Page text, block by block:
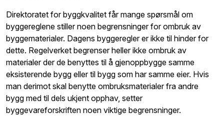
Direktoratet for byggkvalitet får mange spørsmål om
byggereglene stiller noen begrensninger for ombruk av
byggematerialer. Dagens byggeregler er ikke til hinder for
dette. Regelverket begrenser heller ikke ombruk av
materialer der de benyttes til å gjenoppbygge samme
eksisterende bygg eller til bygg som har samme eier. Hvis
man derimot skal benytte ombruksmaterialer fra andre
bygg med til dels ukjent opphav, setter
byggevareforskriften noen viktige begrensninger.